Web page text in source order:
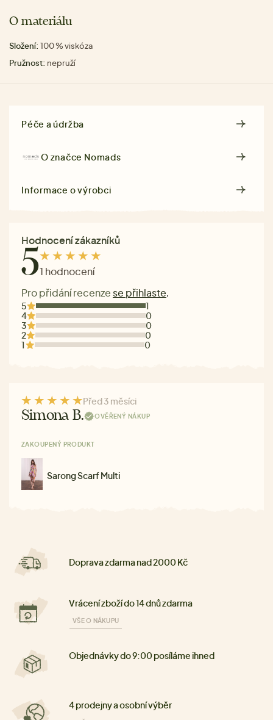
O materiálu
Složení: 100 % viskóza
Pružnost: nepruží
Péče a údržba
O značce Nomads
Informace o výrobci
Hodnocení zákazníků
51 hodnocení
Pro přidání recenze se přihlaste.
5
1
4
0
3
0
2
0
1
0
Před 3 měsíci
Simona B. OVĚŘENÝ NÁKUP
ZAKOUPENÝ PRODUKT
Sarong Scarf Multi
Doprava zdarma nad 2000 Kč
Vrácení zboží do 14 dnů zdarma
VŠE O NÁKUPU
Objednávky do 9:00 posíláme ihned
4 prodejny a osobní výběr